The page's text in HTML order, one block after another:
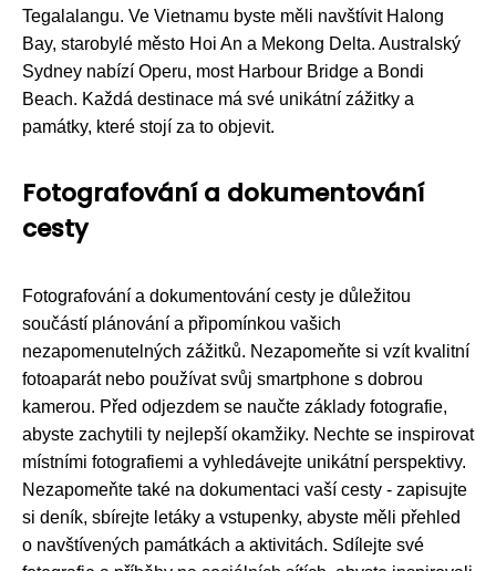
Tegalalangu. Ve Vietnamu byste měli navštívit Halong
Bay, starobylé město Hoi An a Mekong Delta. Australský
Sydney nabízí Operu, most Harbour Bridge a Bondi
Beach. Každá destinace má své unikátní zážitky a
památky, které stojí za to objevit.
Fotografování a dokumentování
cesty
Fotografování a dokumentování cesty je důležitou
součástí plánování a připomínkou vašich
nezapomenutelných zážitků. Nezapomeňte si vzít kvalitní
fotoaparát nebo používat svůj smartphone s dobrou
kamerou. Před odjezdem se naučte základy fotografie,
abyste zachytili ty nejlepší okamžiky. Nechte se inspirovat
místními fotografiemi a vyhledávejte unikátní perspektivy.
Nezapomeňte také na dokumentaci vaší cesty - zapisujte
si deník, sbírejte letáky a vstupenky, abyste měli přehled
o navštívených památkách a aktivitách. Sdílejte své